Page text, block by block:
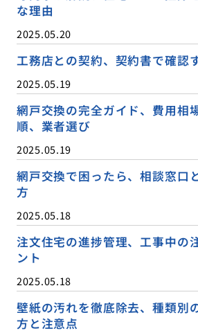
な理由
2025.05.20
工務店との契約、契約書で確認
2025.05.19
網戸交換の完全ガイド、費用相
順、業者選び
2025.05.19
網戸交換で困ったら、相談窓口
方
2025.05.18
注文住宅の進捗管理、工事中の
ント
2025.05.18
壁紙の汚れを徹底除去、種類別
方と注意点